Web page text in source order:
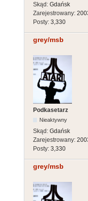
Skąd: Gdańsk
Zarejestrowany:
Posty: 3,330
grey/msb
Podkasetarz
Nieaktywny
Skąd: Gdańsk
Zarejestrowany:
Posty: 3,330
grey/msb